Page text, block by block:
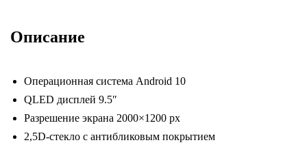
18
TMX2-
2404-
4)
Android
Описание
Операционная система Android 10
QLED дисплей 9.5″
Разрешение экрана 2000×1200 px
2,5D-стекло с антибликовым покрытием